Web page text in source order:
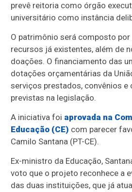
prevê reitoria como órgão
universitário como instância
O patrimônio será composto por
recursos já existentes, além de
doações. O financiamento das
dotações orçamentárias da
serviços prestados, convênios e
previstas na legislação.
A iniciativa foi aprovada na
Educação (CE) com parecer
Camilo Santana (PT-CE).
Ex-ministro da Educação,
voto que o projeto reconhece a
das duas instituições, que já